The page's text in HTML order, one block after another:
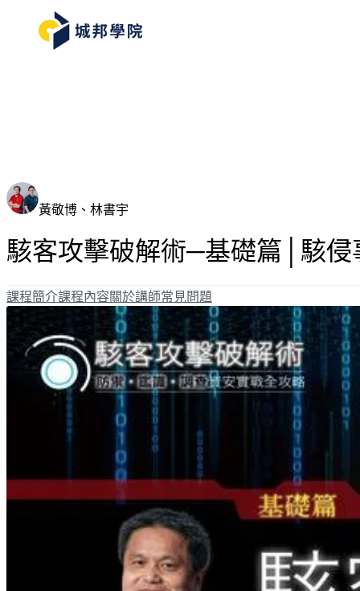
黃敬博、林書宇
駭客攻擊破解術─基礎篇│駭侵
課程簡介課程內容關於講師常見問題